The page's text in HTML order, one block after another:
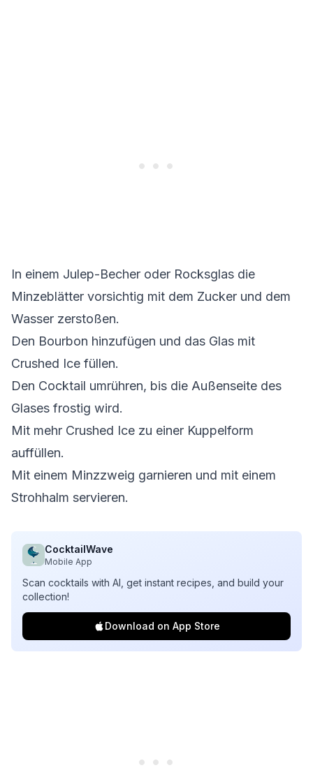
In einem Julep-Becher oder Rocksglas die
Minzeblätter vorsichtig mit dem Zucker und dem
Wasser zerstoßen.
Den Bourbon hinzufügen und das Glas mit
Crushed Ice füllen.
Den Cocktail umrühren, bis die Außenseite des
Glases frostig wird.
Mit mehr Crushed Ice zu einer Kuppelform
auffüllen.
Mit einem Minzzweig garnieren und mit einem
Strohhalm servieren.
CocktailWave
Mobile App
Scan cocktails with AI, get instant recipes, and build your
collection!
Download on App Store